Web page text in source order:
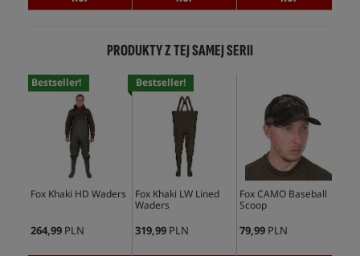
PRODUKTY Z TEJ SAMEJ SERII
Bestseller!
Fox Khaki HD Waders
264,99 PLN
Bestseller!
Fox Khaki LW Lined
Waders
319,99 PLN
Fox CAMO Baseball
Scoop
79,99 PLN